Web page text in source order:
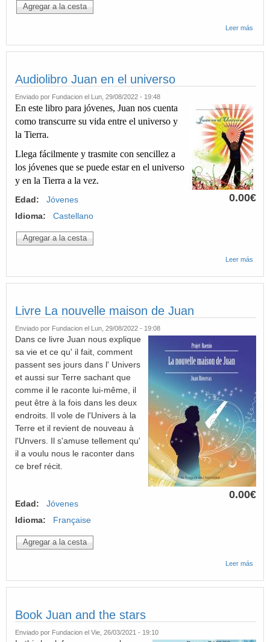
Leer más
Juan
Audiolibro Juan en el universo
Enviado por Fundacion el Lun, 29/08/2022 - 19:48
0.00€
En este libro para jóvenes, Juan nos cuenta
como transcurre su vida entre el universo y
la Tierra.
Llega fácilmente y trasmite con sencillez a
los jóvenes que se puede estar en el universo
y en la Tierra a la vez.
Edad:
Jóvenes
Idioma:
Castellano
Leer más
Juan
Livre La nouvelle maison de Juan
Enviado por Fundacion el Lun, 29/08/2022 - 19:08
0.00€
Dans ce livre Juan nous explique
sa vie et ce qu' il fait, comment
passent ses jours dans l' Univers
et aussi sur Terre sachant que
comme il le raconte lui-même, il
peut être à la fois dans les deux
endroits. Il vole de l'Univers à la
Terre et il revient de nouveau à
l'Unvers. Il s'amuse tellement qu'
il a voulu nous le raconter dans
ce bref récit.
Edad:
Jóvenes
Idioma:
Française
Leer más
Book Juan and the stars
Enviado por Fundacion el Vie, 26/03/2021 - 19:10